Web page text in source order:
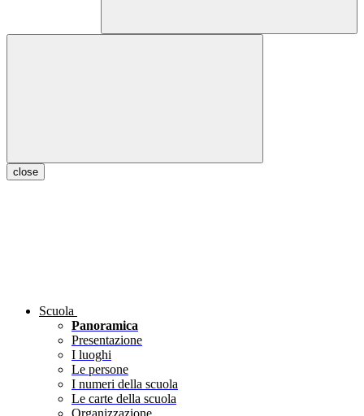
close
Scuola
Panoramica
Presentazione
I luoghi
Le persone
I numeri della scuola
Le carte della scuola